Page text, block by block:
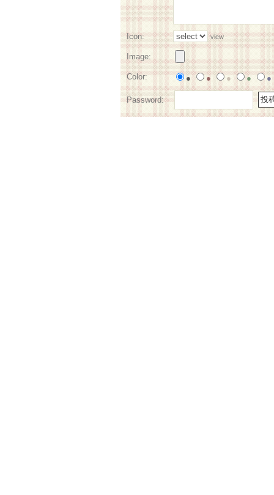
Icon: view
Image:
Color: ● ● ● ● ●
Password: